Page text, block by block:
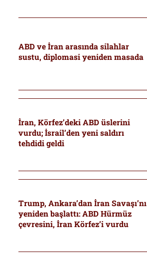
ABD ve İran arasında silahlar
sustu, diplomasi yeniden masada
İran, Körfez’deki ABD üslerini
vurdu; İsrail’den yeni saldırı
tehdidi geldi
Trump, Ankara’dan İran Savaşı’nı
yeniden başlattı: ABD Hürmüz
çevresini, İran Körfez’i vurdu